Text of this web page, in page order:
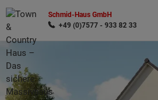
Schmid-Haus GmbH
+49 (0)7577 - 933 82 33
Wonach möchten Sie